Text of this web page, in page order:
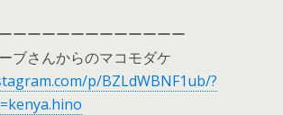
ーーーーーーーーーーーー
ブさんからのマコモダケ
p/BZLdWBNF1ub/?